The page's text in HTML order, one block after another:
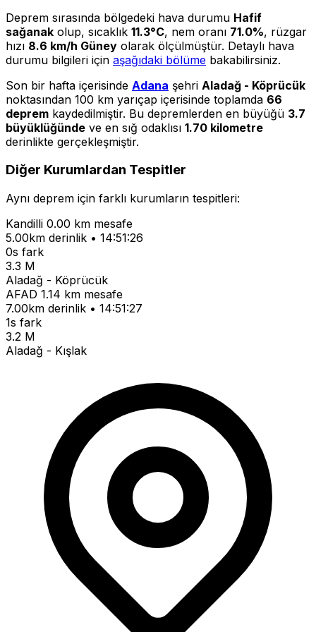
Deprem sırasında bölgedeki hava durumu Hafif
sağanak olup, sıcaklık 11.3°C, nem oranı 71.0%, rüzgar
hızı 8.6 km/h Güney olarak ölçülmüştür. Detaylı hava
durumu bilgileri için aşağıdaki bölüme bakabilirsiniz.
Son bir hafta içerisinde Adana şehri Aladağ - Köprücük
noktasından 100 km yarıçap içerisinde toplamda 66
deprem kaydedilmiştir. Bu depremlerden en büyüğü 3.7
büyüklüğünde ve en sığ odaklısı 1.70 kilometre
derinlikte gerçekleşmiştir.
Diğer Kurumlardan Tespitler
Aynı deprem için farklı kurumların tespitleri:
Kandilli 0.00 km mesafe
5.00km derinlik • 14:51:26
0s fark
3.3 M
Aladağ - Köprücük
AFAD 1.14 km mesafe
7.00km derinlik • 14:51:27
1s fark
3.2 M
Aladağ - Kışlak